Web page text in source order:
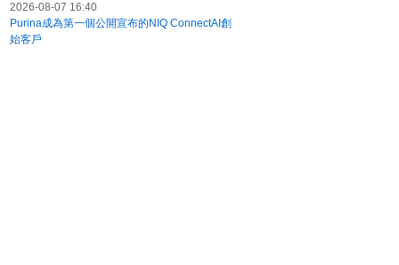
2026-08-07 16:40
Purina成為第一個公開宣布的NIQ ConnectAI創
始客戶